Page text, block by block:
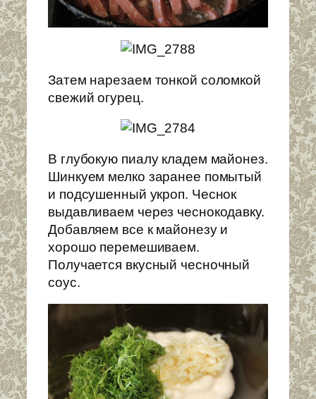
Затем нарезаем тонкой соломкой
свежий огурец.
В глубокую пиалу кладем майонез.
Шинкуем мелко заранее помытый
и подсушенный укроп. Чеснок
выдавливаем через чеснокодавку.
Добавляем все к майонезу и
хорошо перемешиваем.
Получается вкусный чесночный
соус.